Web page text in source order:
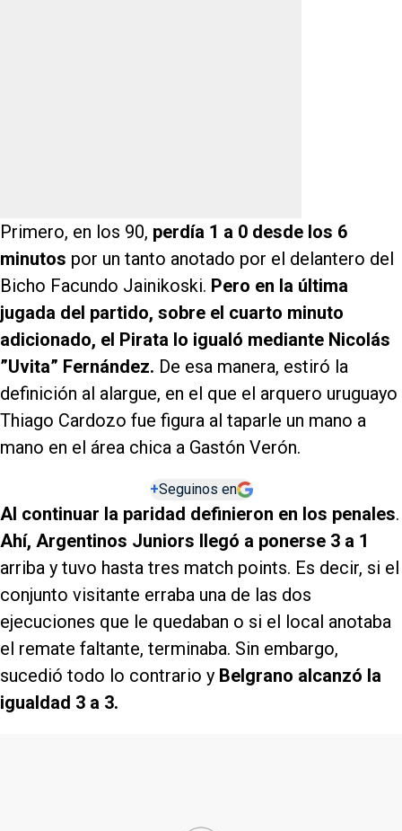
Primero, en los 90, perdía 1 a 0 desde los 6
minutos por un tanto anotado por el delantero del
Bicho Facundo Jainikoski. Pero en la última
jugada del partido, sobre el cuarto minuto
adicionado, el Pirata lo igualó mediante Nicolás
”Uvita” Fernández. De esa manera, estiró la
definición al alargue, en el que el arquero uruguayo
Thiago Cardozo fue figura al taparle un mano a
mano en el área chica a Gastón Verón.
+Seguinos en
Al continuar la paridad definieron en los penales.
Ahí, Argentinos Juniors llegó a ponerse 3 a 1
arriba y tuvo hasta tres match points. Es decir, si el
conjunto visitante erraba una de las dos
ejecuciones que le quedaban o si el local anotaba
el remate faltante, terminaba. Sin embargo,
sucedió todo lo contrario y Belgrano alcanzó la
igualdad 3 a 3.